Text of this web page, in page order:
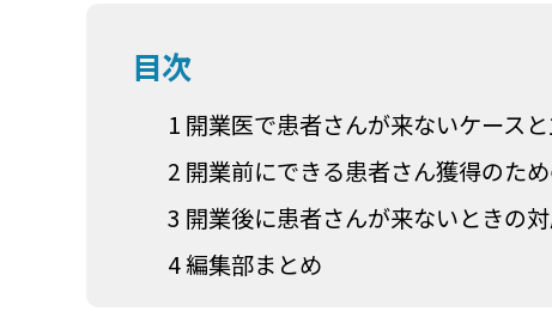
目次
1 開業医で患者さんが来ないケース
2 開業前にできる患者さん獲得のた
3 開業後に患者さんが来ないときの
4 編集部まとめ